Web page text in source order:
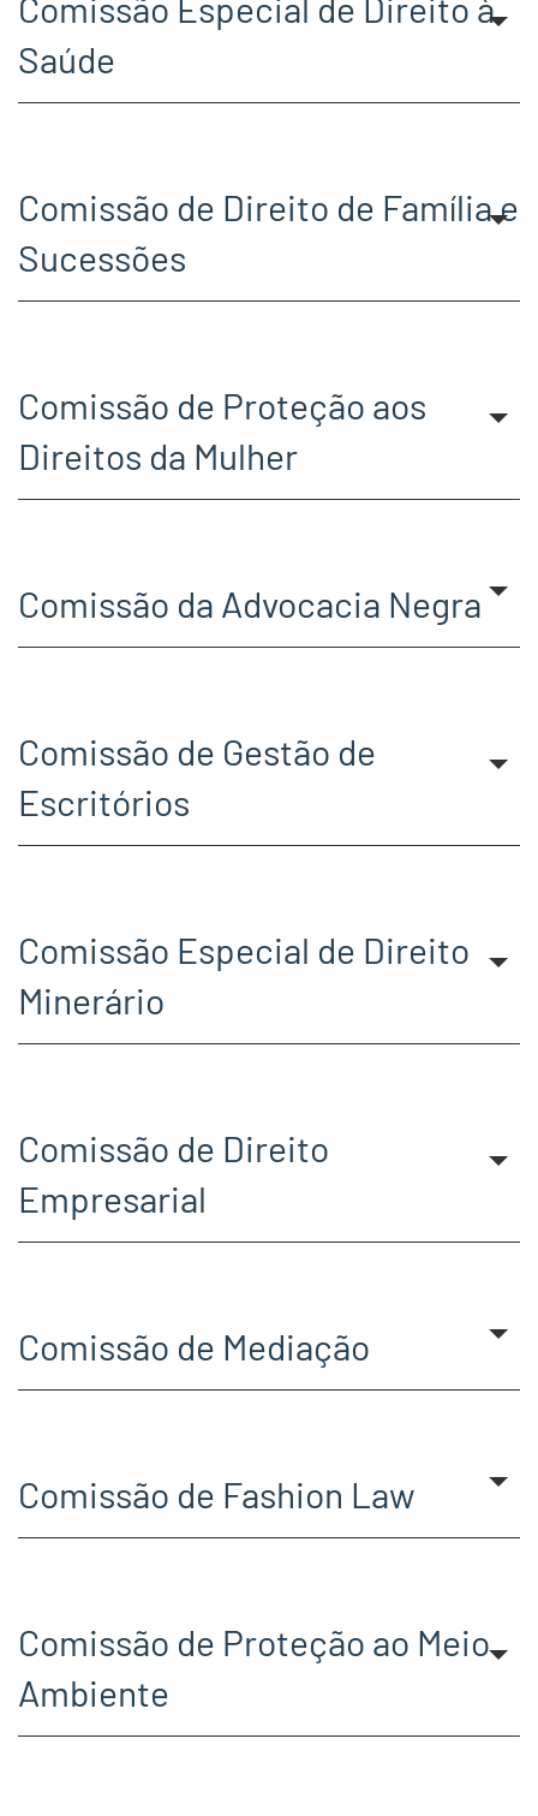
Saúde
Comissão de Direito de Família e
Sucessões
Comissão de Proteção aos
Direitos da Mulher
Comissão da Advocacia Negra
Comissão de Gestão de
Escritórios
Comissão Especial de Direito
Minerário
Comissão de Direito
Empresarial
Comissão de Mediação
Comissão de Fashion Law
Comissão de Proteção ao Meio
Ambiente